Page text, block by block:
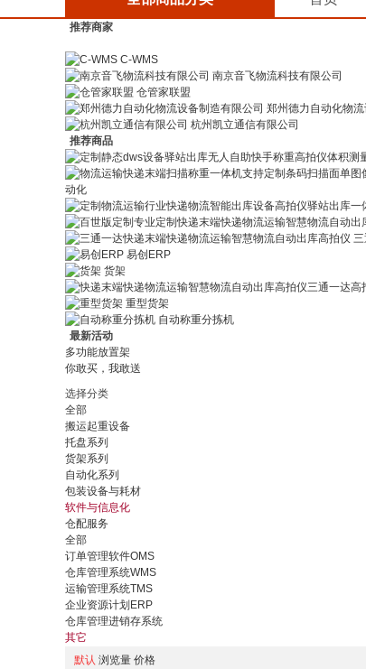
推荐商家
C-WMS
南京音飞物流科技有限公司
仓管家联盟
郑州德力自动化物
杭州凯立通信有限公司
推荐商品
动化
易创ERP
货架
重型货架
自动称重分拣机
最新活动
多功能放置架
你敢买，我敢送
选择分类
全部
搬运起重设备
托盘系列
货架系列
自动化系列
包装设备与耗材
软件与信息化
仓配服务
全部
订单管理软件OMS
仓库管理系统WMS
运输管理系统TMS
企业资源计划ERP
仓库管理进销存系统
其它
默认 浏览量 价格